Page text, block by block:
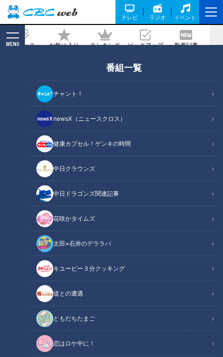
テレビ ラジオ イベント
ニュース お気に入り ランキング ピックアップ 新着記事
MENU
番組一覧
チャント！
newsX（ニュースクロス）
健康カプセル！ゲンキの時間
中日クラウンズ
中日ドラゴンズ関連記事
花咲かタイムズ
太田×石井のデララバ
キユーピー３分クッキング
道との遭遇
ともだちたまご
恋はロケ中に！
「県民投票」の民主主義の姿とは？
記事に戻る
揺れる英国と沖縄に見る「国民投票」「県民投票」の民主主義の姿と
この記事の画像